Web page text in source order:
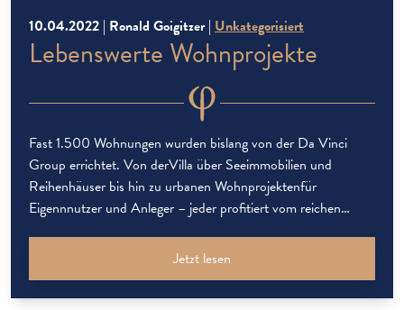
10.04.2022 | Ronald Goigitzer | Unkategorisiert
Lebenswerte Wohnprojekte
Fast 1.500 Wohnungen wurden bislang von der Da Vinci
Group errichtet. Von derVilla über Seeimmobilien und
Reihenhäuser bis hin zu urbanen Wohnprojektenfür
Eigennnutzer und Anleger – jeder profitiert vom reichen
Herausforderungen. Am schönsten ist es, wenn am Ende die
sind.“ meint […]
Jetzt lesen